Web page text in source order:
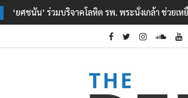
ตร. อยู่ระหว่างสอบสวนแรงจูงใจ เหตุยิงในโรงเรียน